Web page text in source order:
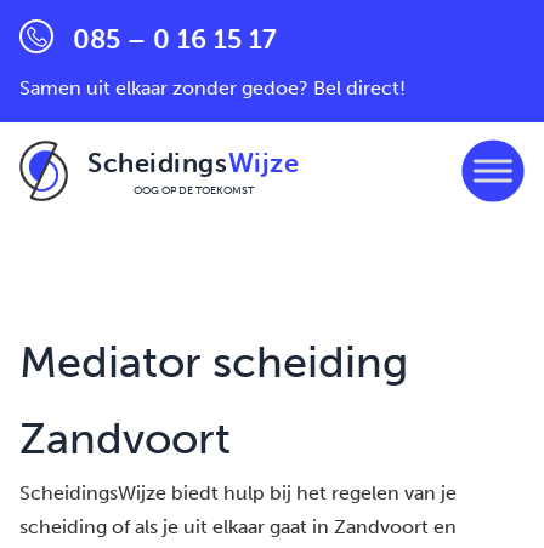
085 – 0 16 15 17
Samen uit elkaar zonder gedoe? Bel direct!
ScheidingsWijze
OOG OP DE TOEKOMST
Mediator scheiding
Zandvoort
ScheidingsWijze biedt hulp bij het regelen van je
scheiding of als je uit elkaar gaat in Zandvoort en